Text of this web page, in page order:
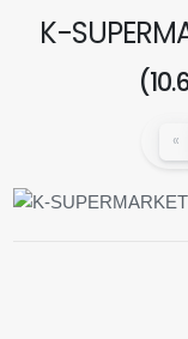
K-
«